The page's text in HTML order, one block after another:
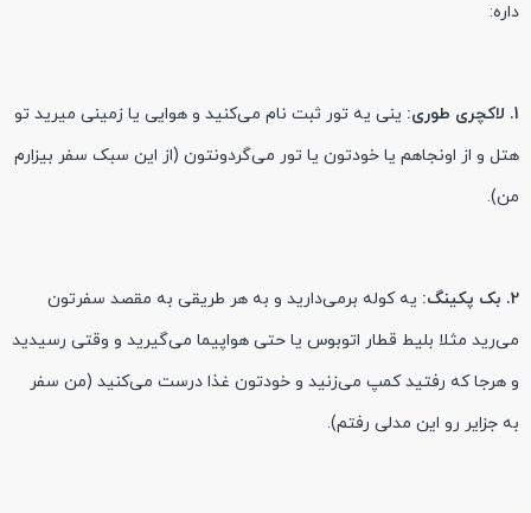
داره:
1. لاکچری طوری:
ینی یه تور ثبت نام می‌کنید و هوایی یا زمینی میرید تو
هتل و از اونجاهم یا خودتون یا تور می‌گردونتون (از این سبک سفر بیزارم
من).
2. بک پکینگ:
یه کوله برمی‌دارید و به هر طریقی به مقصد سفرتون
می‌رید مثلا بلیط قطار اتوبوس یا حتی هواپیما می‌گیرید و وقتی رسیدید
و هرجا که رفتید کمپ می‌زنید و خودتون غذا درست می‌کنید (من سفر
به جزایر رو این مدلی رفتم).